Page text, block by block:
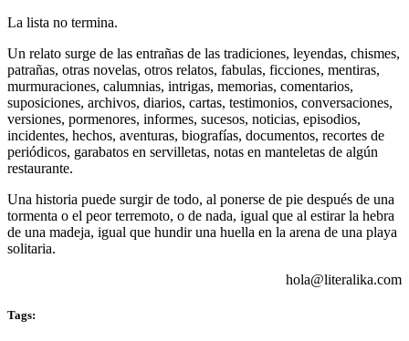
La lista no termina.
Un relato surge de las entrañas de las tradiciones, leyendas, chismes,
patrañas, otras novelas, otros relatos, fabulas, ficciones, mentiras,
murmuraciones, calumnias, intrigas, memorias, comentarios,
suposiciones, archivos, diarios, cartas, testimonios, conversaciones,
versiones, pormenores, informes, sucesos, noticias, episodios,
incidentes, hechos, aventuras, biografías, documentos, recortes de
periódicos, garabatos en servilletas, notas en manteletas de algún
restaurante.
Una historia puede surgir de todo, al ponerse de pie después de una
tormenta o el peor terremoto, o de nada, igual que al estirar la hebra
de una madeja, igual que hundir una huella en la arena de una playa
solitaria.
hola@literalika.com
Tags: